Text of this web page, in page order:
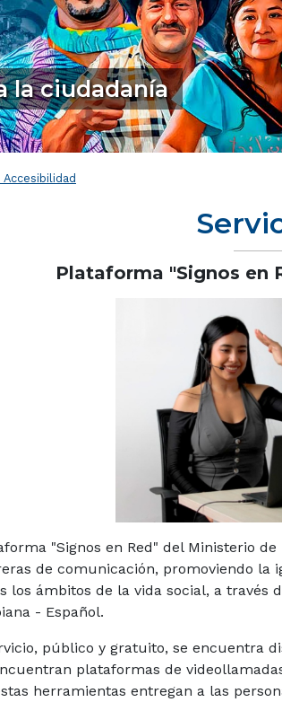
la ciudadanía
Plataforma "Signos en
"Signos en Red" del Ministerio
de comunicación, promoviendo la
los ámbitos de la vida social, a través
- Español.
público y gratuito, se encuentra
plataformas de
herramientas entregan a las